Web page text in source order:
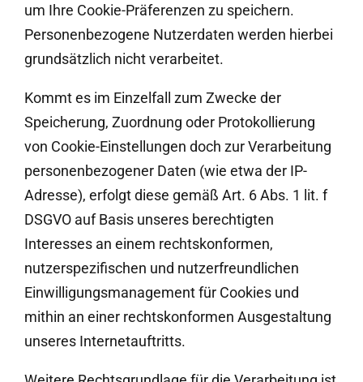
um Ihre Cookie-Präferenzen zu speichern.
Personenbezogene Nutzerdaten werden hierbei
grundsätzlich nicht verarbeitet.
Kommt es im Einzelfall zum Zwecke der
Speicherung, Zuordnung oder Protokollierung
von Cookie-Einstellungen doch zur Verarbeitung
personenbezogener Daten (wie etwa der IP-
Adresse), erfolgt diese gemäß Art. 6 Abs. 1 lit. f
DSGVO auf Basis unseres berechtigten
Interesses an einem rechtskonformen,
nutzerspezifischen und nutzerfreundlichen
Einwilligungsmanagement für Cookies und
mithin an einer rechtskonformen Ausgestaltung
unseres Internetauftritts.